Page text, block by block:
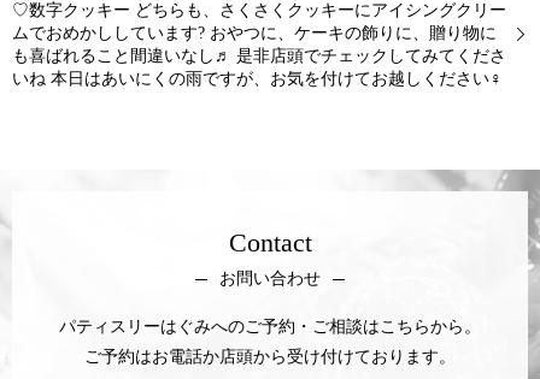
♡数字クッキー どちらも、さくさくクッキーにアイシングクリー
ムでおめかししています? おやつに、ケーキの飾りに、贈り物に
も喜ばれること間違いなし♬ 是非店頭でチェックしてみてくださ
いね 本日はあいにくの雨ですが、お気を付けてお越しください‍♀️
Contact
お問い合わせ
パティスリーはぐみへのご予約・ご相談はこちらから。
ご予約はお電話か店頭から受け付けております。